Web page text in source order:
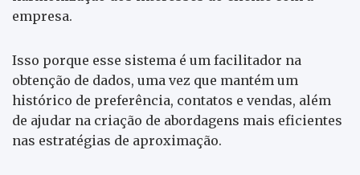
empresa.
Isso porque esse sistema é um facilitador na
obtenção de dados, uma vez que mantém um
histórico de preferência, contatos e vendas, além
de ajudar na criação de abordagens mais eficientes
nas estratégias de aproximação.